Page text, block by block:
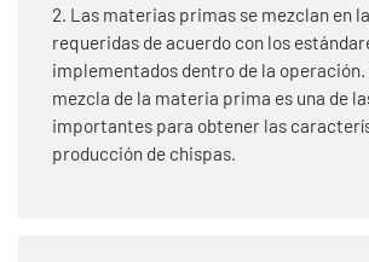
2. Las materias primas se mezclan en
requeridas de acuerdo con los
implementados dentro de la operación.
mezcla de la materia prima es una de
importantes para obtener las
producción de chispas.